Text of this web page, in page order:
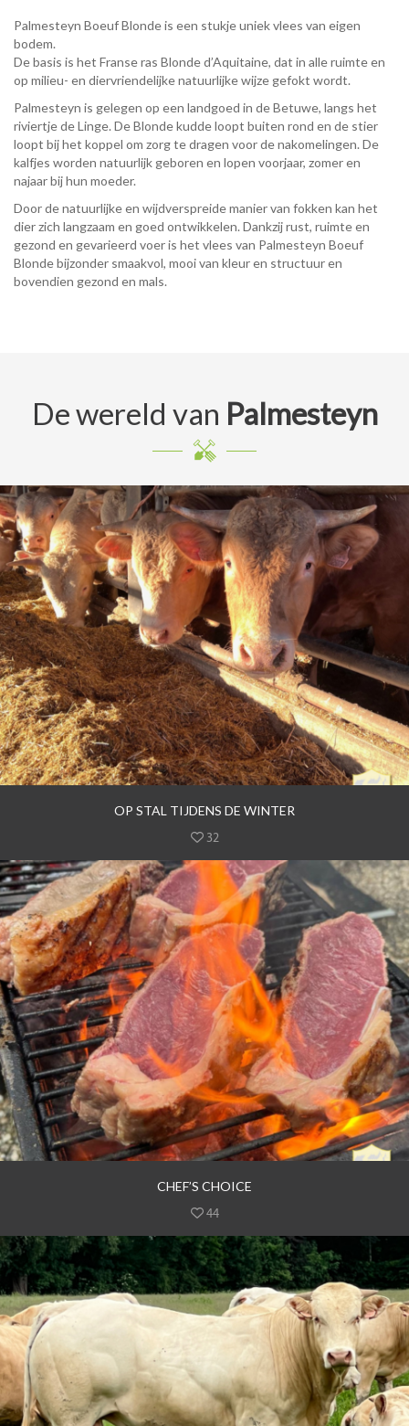
Palmesteyn Boeuf Blonde is een stukje uniek vlees van eigen
bodem.
De basis is het Franse ras Blonde d’Aquitaine, dat in alle ruimte en
op milieu- en diervriendelijke natuurlijke wijze gefokt wordt.
Palmesteyn is gelegen op een landgoed in de Betuwe, langs het
riviertje de Linge. De Blonde kudde loopt buiten rond en de stier
loopt bij het koppel om zorg te dragen voor de nakomelingen. De
kalfjes worden natuurlijk geboren en lopen voorjaar, zomer en
najaar bij hun moeder.
Door de natuurlijke en wijdverspreide manier van fokken kan het
dier zich langzaam en goed ontwikkelen. Dankzij rust, ruimte en
gezond en gevarieerd voer is het vlees van Palmesteyn Boeuf
Blonde bijzonder smaakvol, mooi van kleur en structuur en
bovendien gezond en mals.
De wereld van Palmesteyn
OP STAL TIJDENS DE WINTER
32
CHEF’S CHOICE
44